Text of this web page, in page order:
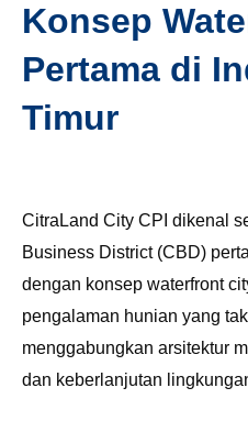
Konsep
Pertama di
Timur
CitraLand City CPI dikenal
Business District (CBD)
dengan konsep waterfront
pengalaman hunian yang
menggabungkan arsitektur
dan keberlanjutan